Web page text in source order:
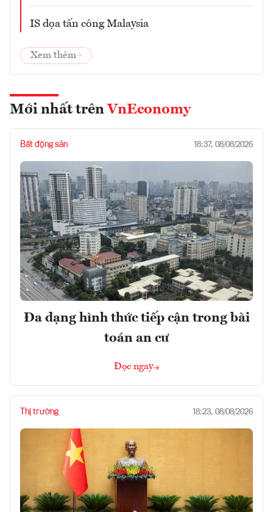
IS dọa tấn công Malaysia
Xem thêm
Mới nhất trên VnEconomy
Bất động sản 18:37, 08/08/2026
Đa dạng hình thức tiếp cận trong bài
toán an cư
Đọc ngay
Thị trường 18:23, 08/08/2026